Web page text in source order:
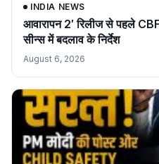
INDIA NEWS
आवारापन 2′ रिलीज से पहले
सीन्स में बदलाव के निर्देश
August 6, 2026